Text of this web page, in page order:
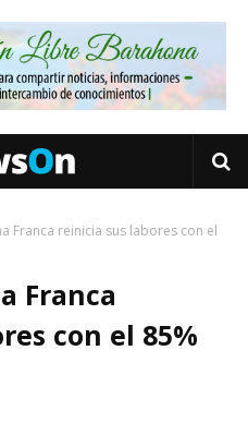
Franca reinicia sus labores con el
Franca
con el 85%